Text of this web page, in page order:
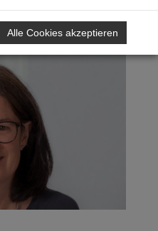
Alle Cookies akzeptieren